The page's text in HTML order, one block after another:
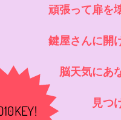
頑張って扉を
鍵屋さんに開
脳天気にあ
見つ